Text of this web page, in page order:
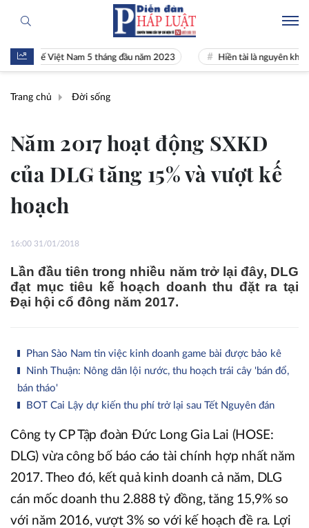
tế Việt Nam 5 tháng đầu năm 2023 Hiền tài là nguyên khí Quốc
Trang chủ Đời sống
Năm 2017 hoạt động SXKD
của DLG tăng 15% và vượt kế
hoạch
16:00 31/01/2018
Lần đầu tiên trong nhiều năm trở lại đây, DLG
đạt mục tiêu kế hoạch doanh thu đặt ra tại
Đại hội cổ đông năm 2017.
Phan Sào Nam tin việc kinh doanh game bài được bảo kê
Ninh Thuận: Nông dân lội nước, thu hoạch trái cây 'bán đổ,
bán tháo'
BOT Cai Lậy dự kiến thu phí trở lại sau Tết Nguyên đán
Công ty CP Tập đoàn Đức Long Gia Lai (HOSE:
DLG) vừa công bố báo cáo tài chính hợp nhất năm
2017. Theo đó, kết quả kinh doanh cả năm, DLG
cán mốc doanh thu 2.888 tỷ đồng, tăng 15,9% so
với năm 2016, vượt 3% so với kế hoạch đề ra. Lợi